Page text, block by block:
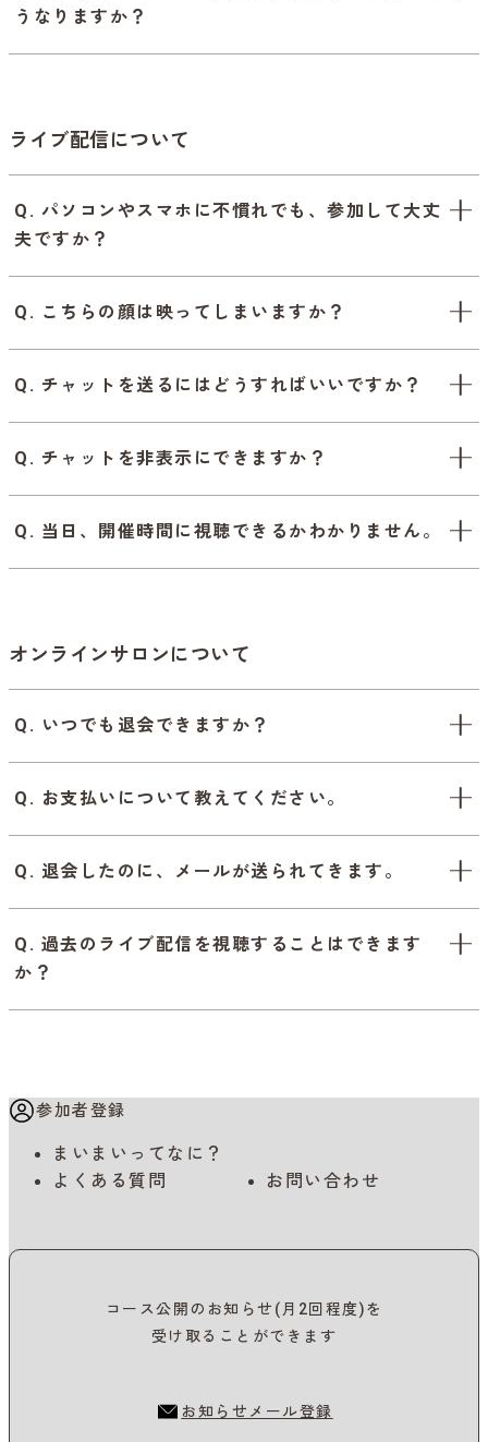
うなりますか？
ライブ配信について
Q. パソコンやスマホに不慣れでも、参加して大丈
夫ですか？
Q. こちらの顔は映ってしまいますか？
Q. チャットを送るにはどうすればいいですか？
Q. チャットを非表示にできますか？
Q. 当日、開催時間に視聴できるかわかりません。
オンラインサロンについて
Q. いつでも退会できますか？
Q. お支払いについて教えてください。
Q. 退会したのに、メールが送られてきます。
Q. 過去のライブ配信を視聴することはできます
か？
参加者登録
まいまいってなに？
よくある質問
お問い合わせ
コース公開のお知らせ(月2回程度)を
受け取ることができます
お知らせメール登録